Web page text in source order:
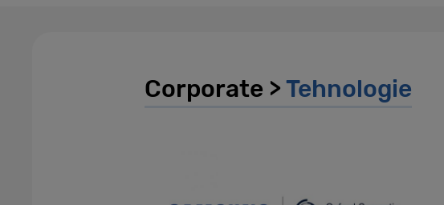
Corporate >Tehnologie